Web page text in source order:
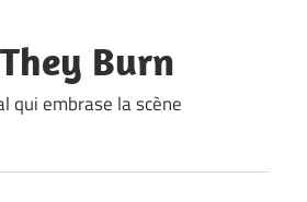
Burn
qui embrase la scène